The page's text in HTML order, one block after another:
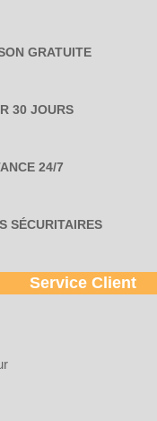
GRATUITE
30 JOURS
24/7
SÉCURITAIRES
Service Client